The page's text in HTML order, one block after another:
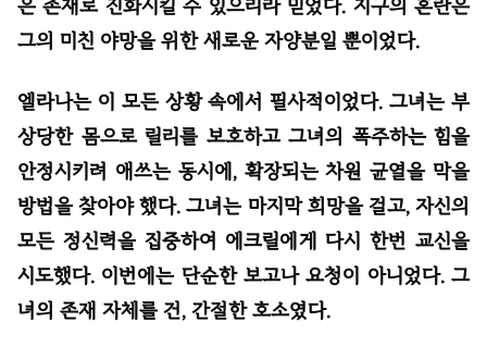
은 존재로 진화시킬 수 있으리라 믿었다. 지구의 혼란은
그의 미친 야망을 위한 새로운 자양분일 뿐이었다.
엘라나는 이 모든 상황 속에서 필사적이었다. 그녀는 부
상당한 몸으로 릴리를 보호하고 그녀의 폭주하는 힘을
안정시키려 애쓰는 동시에, 확장되는 차원 균열을 막을
방법을 찾아야 했다. 그녀는 마지막 희망을 걸고, 자신의
모든 정신력을 집중하여 에크릴에게 다시 한번 교신을
시도했다. 이번에는 단순한 보고나 요청이 아니었다. 그
녀의 존재 자체를 건, 간절한 호소였다.